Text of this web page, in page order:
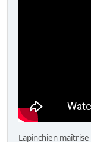
Lapinchien